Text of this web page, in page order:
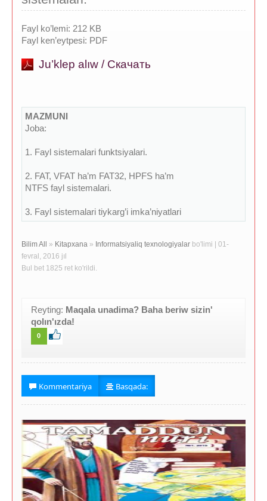
Fayl ko’lemi: 212 KB
Fayl ken’eytpesi: PDF
Ju’klep alıw / Скачать
MAZMUNI
Joba:
1. Fayl sistemalari funktsiyalari.
2. FAT, VFAT ha’m FAT32, HPFS ha’m
NTFS fayl sistemalari.
3. Fayl sistemalari tiykarg’i imka’niyatlari
Bilim All » Kitapxana » Informatsiyaliq texnologiyalar bo'limi | 01-
fevral, 2016 jıl
Bul bet 1825 ret ko'rildi.
Reyting: Maqala unadima? Baha beriw sizin'
qolın'ızda!
0
Kommentariya Basqada: